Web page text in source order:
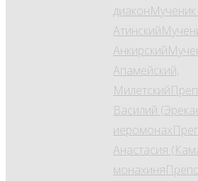
диакон
Атинский
Анкирский
Апамейский,
Милетский
Василий
иеромонах
Анастасия
монахиня